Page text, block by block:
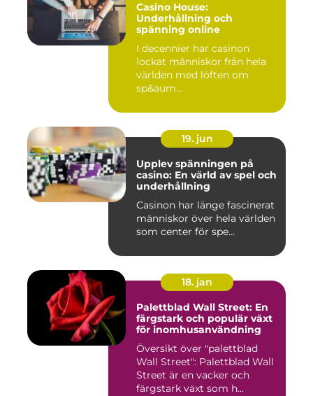
Casino House:
Underhållning och
spänning online
I decennier har casinon
lockat människor från hela
världen med löften om
sp&aum...
19. jun
Upplev spänningen på
casino: En värld av spel och
underhållning
Casinon har länge fascinerat
människor över hela världen
som center för spe...
18. jan
Palettblad Wall Street: En
färgstark och populär växt
för inomhusanvändning
Översikt över "palettblad
Wall Street": Palettblad Wall
Street är en vacker och
färgstark växt som h...